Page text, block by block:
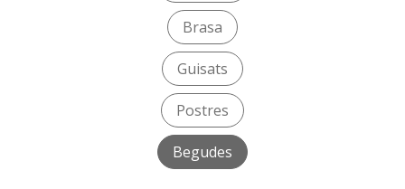
Brasa
Guisats
Postres
Begudes